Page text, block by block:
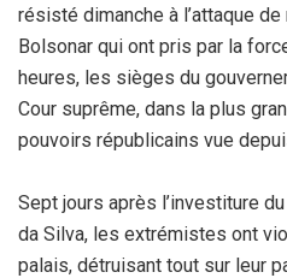
résisté dimanche à l’attaque
Bolsonar qui ont pris par la
heures, les sièges du
Cour suprême, dans la plus
pouvoirs républicains vue
Sept jours après l’investiture
da Silva, les extrémistes ont
palais, détruisant tout sur leur